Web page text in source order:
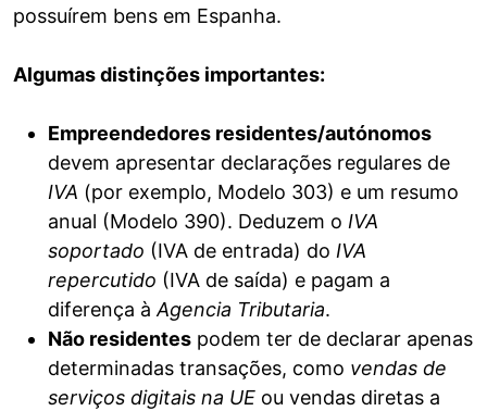
possuírem bens em Espanha.
Algumas distinções importantes:
Empreendedores residentes/autónomos
devem apresentar declarações regulares de
IVA (por exemplo, Modelo 303) e um resumo
anual (Modelo 390). Deduzem o IVA
soportado (IVA de entrada) do IVA
repercutido (IVA de saída) e pagam a
diferença à Agencia Tributaria.
Não residentes podem ter de declarar apenas
determinadas transações, como vendas de
serviços digitais na UE ou vendas diretas a